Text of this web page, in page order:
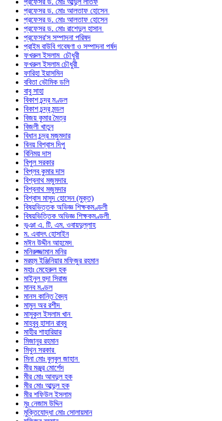
প্রফেসর ড. মোঃ আব্দুল লতিফ
প্রফেসর ড. মোঃ আলতাফ হোসেন
প্রফেসর ড. মোঃ আলতাফ হোসেন
প্রফেসর ড. মোঃ রাশেদুল হাসান
প্রফেসর'স সম্পাদনা পরিষদ
প্রাইম বাউবি গবেষণা ও সম্পাদনা পর্ষদ
ফখরুল ইসলাম চৌধুরী
ফখরুল ইসলাম চৌধুরী
ফারিহা ইয়াসমিন
ববিতা ভৌমিক ডলি
বাবু সাহা
বিকাশ চন্দ্র মণ্ডল
বিকাশ চন্দ্র মন্ডল
বিজয় কুমার মৈত্র
বিজলী খাতুন
বিধান চন্দ্র মজুমদার
বিনয় বিশ্বাস দিপু
বিনিময় দাস
বিপুল সরকার
বিপ্লব কুমার দাস
বিশ্বনাথ মজুমদার
বিশ্বনাথ মজুমদার
বিশ্বাস মাসুদ হোসেন (মুক্ত)
বিষয়ভিত্তক অভিজ্ঞ শিক্ষকমণ্ডলী
বিষয়ভিত্তিক অভিজ্ঞ শিক্ষকমণ্ডলী
ভূঞা এ. টি. এম. ওবায়দুল্লাহ
ম. এবাদৎ হোসাইন
মঈন উদ্দীন আহমেদ
মনিরুজ্জামান মনির
মরহুম ইঞ্জিনিয়ার মফিজুর রহমান
মহাঃ মেহেরুল হক
মাইনুল হুদা সিরাজ
মানব মণ্ডল
মানস কান্তি বৈদ্য
মামুন অর রশীদ
মাসুকুল ইসলাম খান
মাহবুবু হাসান রাব্বু
মাহীর শাহারিয়ার
মিজানুর রহমান
মিথুন সরকার
মিনা মোঃ বুলবুল জাহান
মীর মঞ্জুর মোর্শেদ
মীর মোঃ আবদুল হক
মীর মোঃ আব্দুল হক
মীর শফিউল ইসলাম
মুঃ নেজাম উদ্দিন
মুক্তিযোদ্ধা মোঃ সোলায়মান